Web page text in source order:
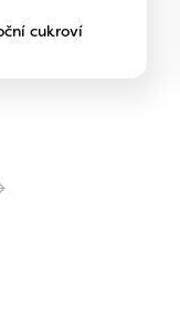
cukroví